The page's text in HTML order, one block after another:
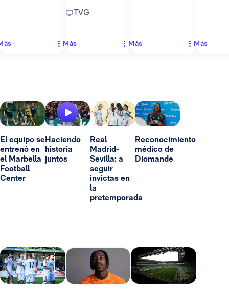
TVG
Más Más Más
El equipo se
entrenó en
el Marbella
Football
Center
Haciendo
historia
juntos
Real
Madrid-
Sevilla: a
seguir
invictas en
la
pretemporada
Reconocimiento
médico de
Diomande